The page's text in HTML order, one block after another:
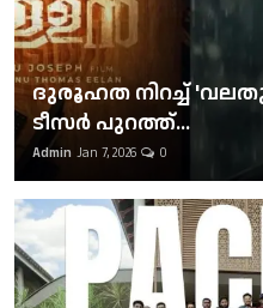
ദുരൂഹത നിറച്ച്
ടീസര്‍ പുറത്ത്...
Admin Jan 7, 2026 0